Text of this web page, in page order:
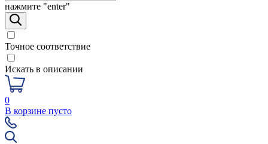
нажмите "enter"
Точное соответствие
Искать в описании
0
В корзине пусто